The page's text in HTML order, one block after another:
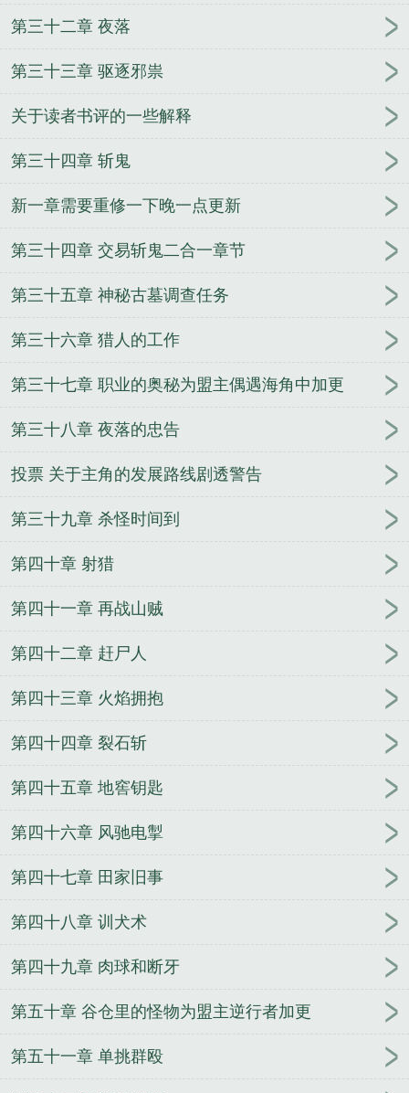
第三十二章 夜落
第三十三章 驱逐邪祟
关于读者书评的一些解释
第三十四章 斩鬼
新一章需要重修一下晚一点更新
第三十四章 交易斩鬼二合一章节
第三十五章 神秘古墓调查任务
第三十六章 猎人的工作
第三十七章 职业的奥秘为盟主偶遇海角中加更
第三十八章 夜落的忠告
投票 关于主角的发展路线剧透警告
第三十九章 杀怪时间到
第四十章 射猎
第四十一章 再战山贼
第四十二章 赶尸人
第四十三章 火焰拥抱
第四十四章 裂石斩
第四十五章 地窖钥匙
第四十六章 风驰电掣
第四十七章 田家旧事
第四十八章 训犬术
第四十九章 肉球和断牙
第五十章 谷仓里的怪物为盟主逆行者加更
第五十一章 单挑群殴